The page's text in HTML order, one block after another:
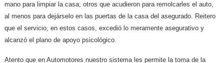
mano para limpiar la casa; otros que acudieron para remolcarles el auto,
al menos para dejárselo en las puertas de la casa del asegurado. Reitero
que el servicio, en estos casos, excedió lo meramente asegurativo y
alcanzó el plano de apoyo psicológico.
Atento que en Automotores nuestro sistema les permite la toma de la